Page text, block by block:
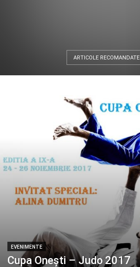
ARTICOLE RECOMANDATE
EVENIMENTE
Cupa Onești – Judo 2017